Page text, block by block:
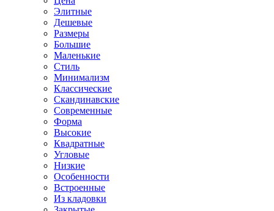
Элитные
Дешевые
Размеры
Большие
Маленькие
Стиль
Минимализм
Классические
Скандинавские
Современные
Форма
Высокие
Квадратные
Угловые
Низкие
Особенности
Встроенные
Из кладовки